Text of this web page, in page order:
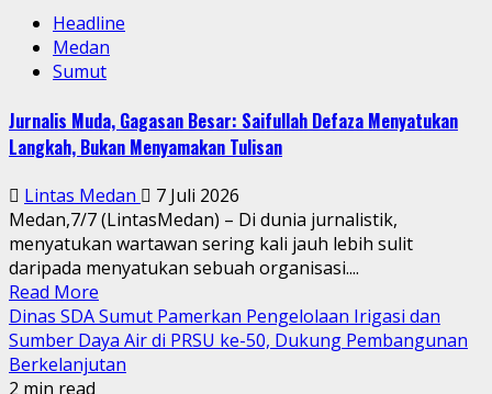
Headline
Medan
Sumut
Jurnalis Muda, Gagasan Besar: Saifullah Defaza Menyatukan
Langkah, Bukan Menyamakan Tulisan
Lintas Medan
7 Juli 2026
Medan,7/7 (LintasMedan) – Di dunia jurnalistik,
menyatukan wartawan sering kali jauh lebih sulit
daripada menyatukan sebuah organisasi....
Read More
Dinas SDA Sumut Pamerkan Pengelolaan Irigasi dan
Sumber Daya Air di PRSU ke-50, Dukung Pembangunan
Berkelanjutan
2 min read